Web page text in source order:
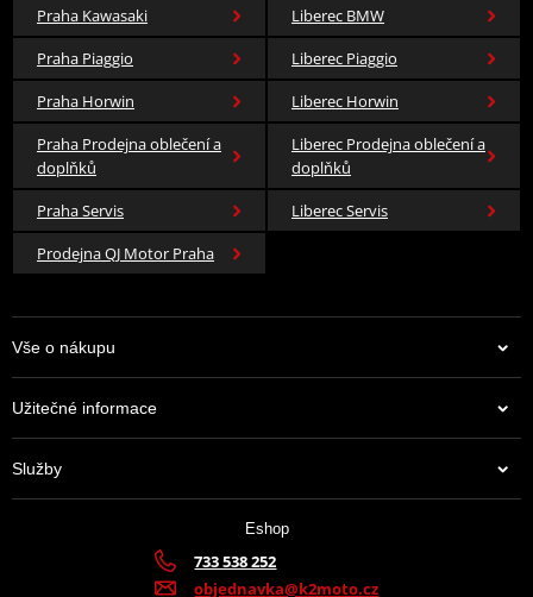
Praha Kawasaki
Liberec BMW
Praha Piaggio
Liberec Piaggio
Praha Horwin
Liberec Horwin
Praha Prodejna oblečení a
doplňků
Liberec Prodejna oblečení a
doplňků
Praha Servis
Liberec Servis
Prodejna QJ Motor Praha
Vše o nákupu
Užitečné informace
Služby
Eshop
733 538 252
objednavka@k2moto.cz